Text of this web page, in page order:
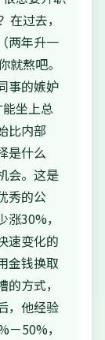
过去，
两年升一
熬吧。
事的嫉妒
坐上总
比内部
是什么
会。这是
秀的公
30%，
速变化的
金钱换取
方式，
，他经验
50%，